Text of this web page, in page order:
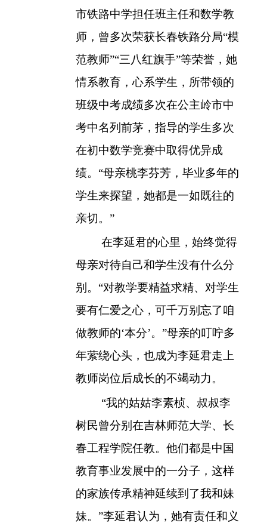
市铁路中学担任班主任和数学教
师，曾多次荣获长春铁路分局“模
范教师”“三八红旗手”等荣誉，她
情系教育，心系学生，所带领的
班级中考成绩多次在公主岭市中
考中名列前茅，指导的学生多次
在初中数学竞赛中取得优异成
绩。“母亲桃李芬芳，毕业多年的
学生来探望，她都是一如既往的
亲切。”
在李延君的心里，始终觉得
母亲对待自己和学生没有什么分
别。“对教学要精益求精、对学生
要有仁爱之心，可千万别忘了咱
做教师的‘本分’。”母亲的叮咛多
年萦绕心头，也成为李延君走上
教师岗位后成长的不竭动力。
“我的姑姑李素桢、叔叔李
树民曾分别在吉林师范大学、长
春工程学院任教。他们都是中国
教育事业发展中的一分子，这样
的家族传承精神延续到了我和妹
妹。”李延君认为，她有责任和义